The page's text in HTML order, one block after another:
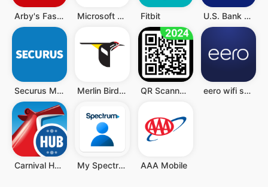
Arby's Fast Food Sandwiches Microsoft Teams Fitbit U.S. Bank Mobile Banking
Securus Mobile Merlin Bird ID QR Scanner - Barcode Scanner eero wifi system
Carnival HUB My Spectrum AAA Mobile